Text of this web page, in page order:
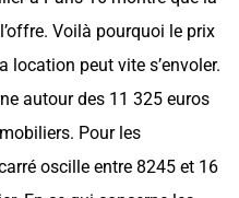
Voilà pourquoi le prix
location peut vite s’envoler.
autour des 11 325 euros
Pour les
oscille entre 8245 et 16